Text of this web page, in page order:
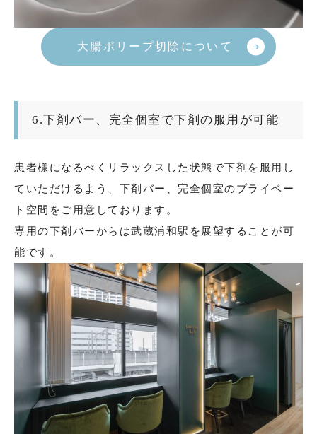
大腸ポリープ切除について
6.下剤バー、完全個室で下剤の服用が可能
患者様になるべくリラックスした状態で下剤を服用し
ていただけるよう、下剤バー、完全個室のプライベー
ト空間をご用意しております。
専用の下剤バーからは武蔵浦和駅を展望することが可
能です。